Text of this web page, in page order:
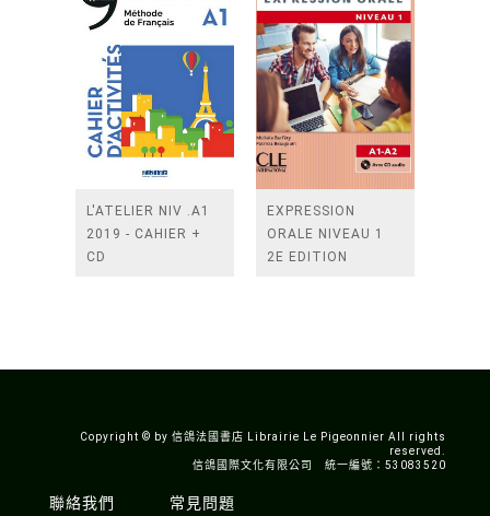
L'ATELIER NIV .A1
2019 - CAHIER +
CD
EXPRESSION
ORALE NIVEAU 1
2E EDITION
Copyright © by 信鴿法國書店 Librairie Le Pigeonnier All rights
reserved.
信鴿國際文化有限公司 統一編號：53083520
聯絡我們 常見問題